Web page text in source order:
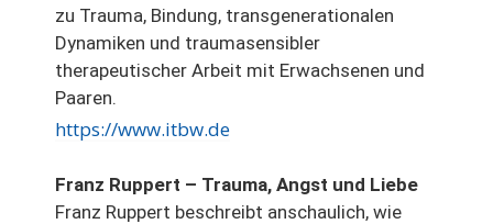
zu Trauma, Bindung, transgenerationalen
Dynamiken und traumasensibler
therapeutischer Arbeit mit Erwachsenen und
Paaren.
https://www.itbw.de
Franz Ruppert – Trauma, Angst und Liebe
Franz Ruppert beschreibt anschaulich, wie